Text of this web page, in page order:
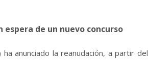
de un nuevo concurso
anunciado la reanudación, a partir del